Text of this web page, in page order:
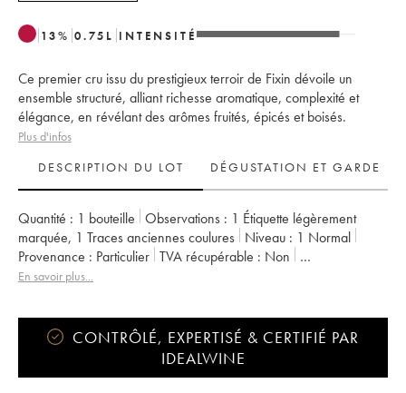
13% 0.75 L INTENSITÉ
Ce premier cru issu du prestigieux terroir de Fixin dévoile un
ensemble structuré, alliant richesse aromatique, complexité et
élégance, en révélant des arômes fruités, épicés et boisés.
Plus d'infos
DESCRIPTION DU LOT
DÉGUSTATION ET GARDE
Quantité : 1 bouteille Observations : 1 Étiquette légèrement
marquée, 1 Traces anciennes coulures Niveau : 1 Normal
Provenance : particulier TVA récupérable :
non
Région :
Bourgogne
En savoir plus...
CONTRÔLÉ, EXPERTISÉ & CERTIFIÉ PAR
IDEALWINE